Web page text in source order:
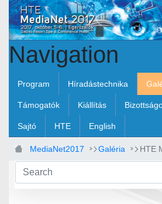
Skip to Main Content
Navigation
Program Híradástechnika
Támogatók Kiállítás
Sajtó HTE English
MediaNet2017 Galéria HTE